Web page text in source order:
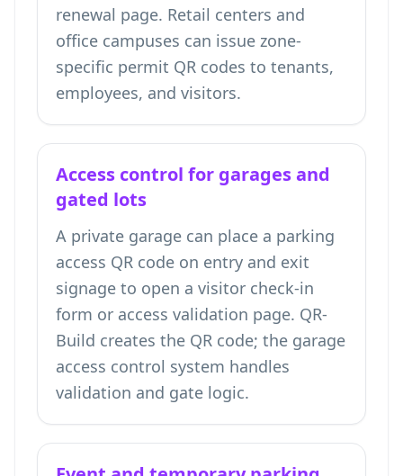
renewal page. Retail centers and
office campuses can issue zone-
specific permit QR codes to tenants,
employees, and visitors.
Access control for garages and
gated lots
A private garage can place a parking
access QR code on entry and exit
signage to open a visitor check-in
form or access validation page. QR-
Build creates the QR code; the garage
access control system handles
validation and gate logic.